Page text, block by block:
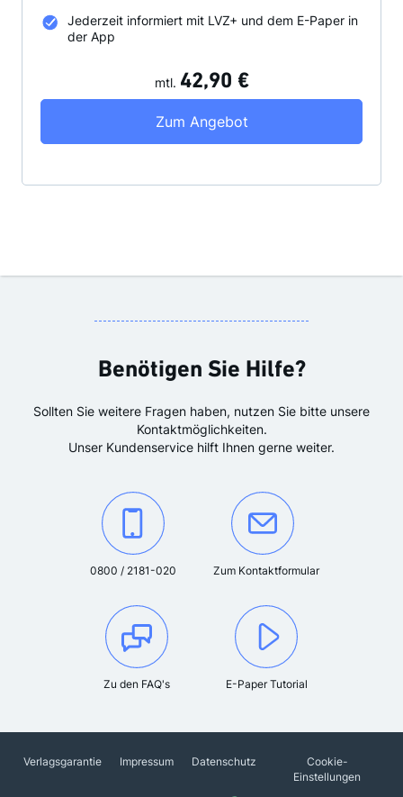
Jederzeit informiert mit LVZ+ und dem E-Paper in
der App
mtl. 42,90 €
Zum AngebotLVZ Digital inkl.
Benötigen Sie Hilfe?
Sollten Sie weitere Fragen haben, nutzen Sie bitte unsere
Kontaktmöglichkeiten.
Unser Kundenservice hilft Ihnen gerne weiter.
Kontaktieren Sie uns unter der Telefonnummer:
0800 / 2181-020 Oder kontaktieren Sie uns über das
Zum Kontaktformular
Zu den FAQ's E-Paper Tutorial
Verlagsgarantie Impressum Datenschutz
Cookie-
Einstellungen